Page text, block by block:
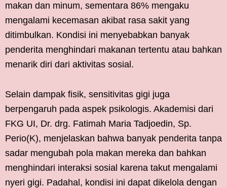
makan dan minum, sementara 86% mengaku
mengalami kecemasan akibat rasa sakit yang
ditimbulkan. Kondisi ini menyebabkan banyak
penderita menghindari makanan tertentu atau bahkan
menarik diri dari aktivitas sosial.
Selain dampak fisik, sensitivitas gigi juga
berpengaruh pada aspek psikologis. Akademisi dari
FKG UI, Dr. drg. Fatimah Maria Tadjoedin, Sp.
Perio(K), menjelaskan bahwa banyak penderita tanpa
sadar mengubah pola makan mereka dan bahkan
menghindari interaksi sosial karena takut mengalami
nyeri gigi. Padahal, kondisi ini dapat dikelola dengan